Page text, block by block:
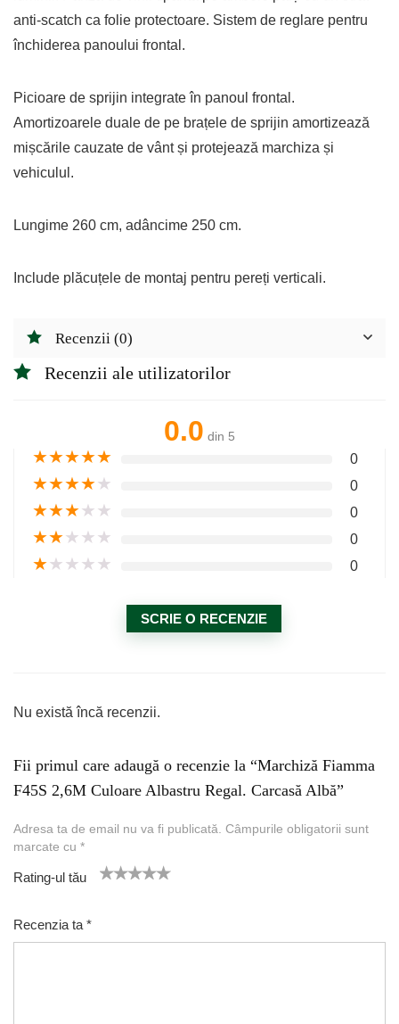
anti-scatch ca folie protectoare. Sistem de reglare pentru
închiderea panoului frontal.
Picioare de sprijin integrate în panoul frontal.
Amortizoarele duale de pe brațele de sprijin amortizează
mișcările cauzate de vânt și protejează marchiza și
vehiculul.
Lungime 260 cm, adâncime 250 cm.
Include plăcuțele de montaj pentru pereți verticali.
Recenzii (0)
Recenzii ale utilizatorilor
0.0 din 5
★★★★★ 0
★★★★★ 0
★★★★★ 0
★★★★★ 0
★★★★★ 0
SCRIE O RECENZIE
Nu există încă recenzii.
Fii primul care adaugă o recenzie la “Marchiză Fiamma
F45S 2,6M Culoare Albastru Regal. Carcasă Albă”
Adresa ta de email nu va fi publicată. Câmpurile obligatorii sunt
marcate cu *
Rating-ul tău
5
star
Recenzia ta *